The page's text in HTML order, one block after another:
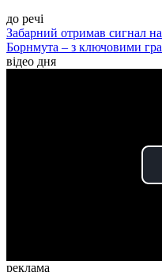
до речі
Забарний отримав сигнал
Борнмута – з ключовими
відео дня
реклама